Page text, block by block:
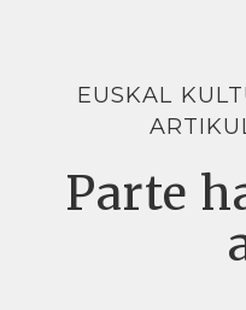
EUSKAL
Parte